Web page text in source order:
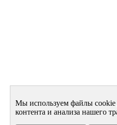
Мы используем файлы cookie
контента и анализа нашего